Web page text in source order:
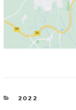
KATEGORIEN
2022